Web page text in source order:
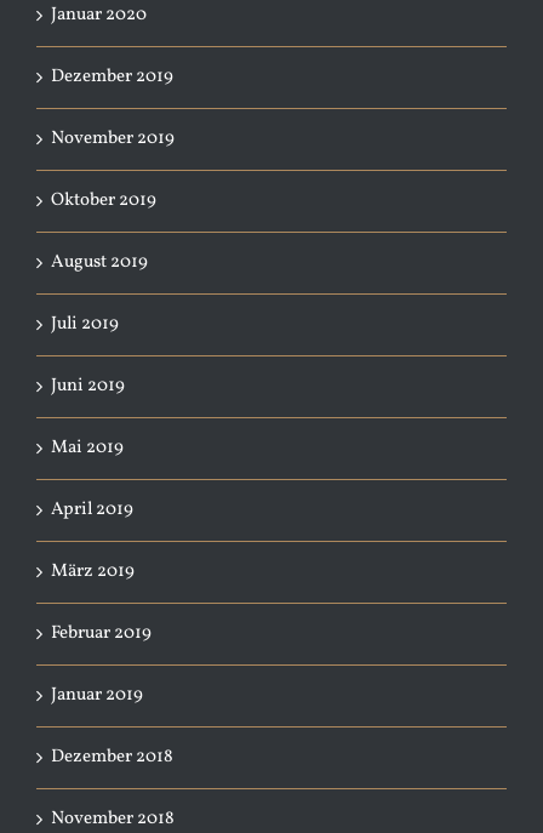
Januar 2020
Dezember 2019
November 2019
Oktober 2019
August 2019
Juli 2019
Juni 2019
Mai 2019
April 2019
März 2019
Februar 2019
Januar 2019
Dezember 2018
November 2018